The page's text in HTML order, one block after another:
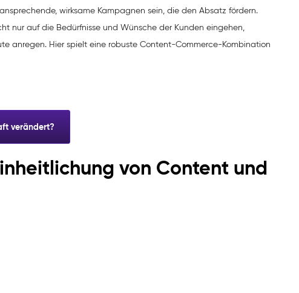
wirksame Kampagnen sein, die den Absatz fördern.
nur auf die Bedürfnisse und Wünsche der Kunden eingehen,
anregen. Hier spielt eine robuste Content-Commerce-Kombination
verändert?
von Content und